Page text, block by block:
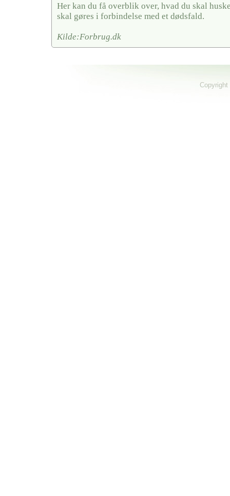
Her kan du få overblik over, hvad du skal
skal gøres i forbindelse med et dødsfald.
Kilde:Forbrug.dk